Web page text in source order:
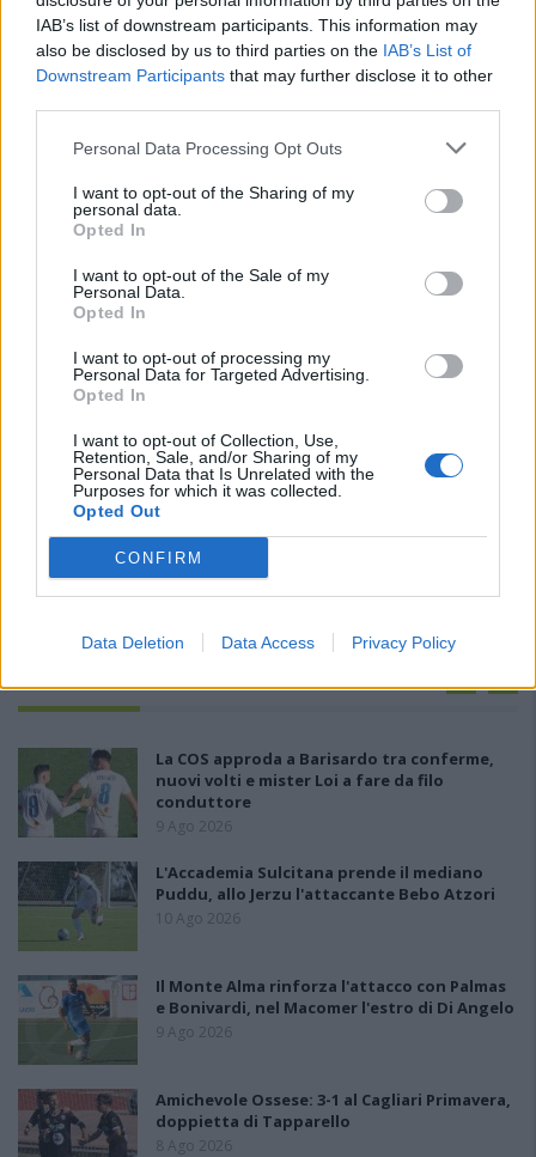
IAB’s list of downstream participants. This information may
also be disclosed by us to third parties on the IAB’s List of
Downstream Participants that may further disclose it to other
Personal Data Processing Opt Outs
I want to opt-out of the Sharing of my
personal data.
Opted In
I want to opt-out of the Sale of my
Personal Data.
Opted In
I want to opt-out of processing my
Personal Data for Targeted Advertising.
Opted In
I want to opt-out of Collection, Use,
Retention, Sale, and/or Sharing of my
Personal Data that Is Unrelated with the
Purposes for which it was collected.
Opted Out
CONFIRM
Data Deletion Data Access Privacy Policy
PIÙ LETTI OGGI
La COS approda a Barisardo tra conferme,
nuovi volti e mister Loi a fare da filo
conduttore
9 Ago 2026
L'Accademia Sulcitana prende il mediano
Puddu, allo Jerzu l'attaccante Bebo Atzori
10 Ago 2026
Il Monte Alma rinforza l'attacco con Palmas
e Bonivardi, nel Macomer l'estro di Di Angelo
9 Ago 2026
Amichevole Ossese: 3-1 al Cagliari Primavera,
doppietta di Tapparello
8 Ago 2026